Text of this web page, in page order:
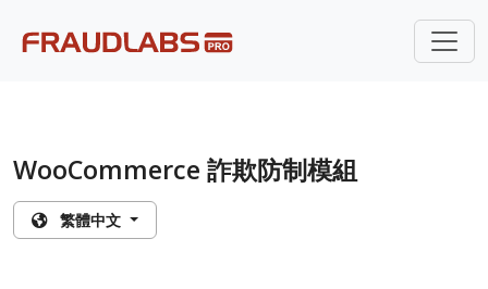
WooCommerce 詐欺防制模組
繁體中文